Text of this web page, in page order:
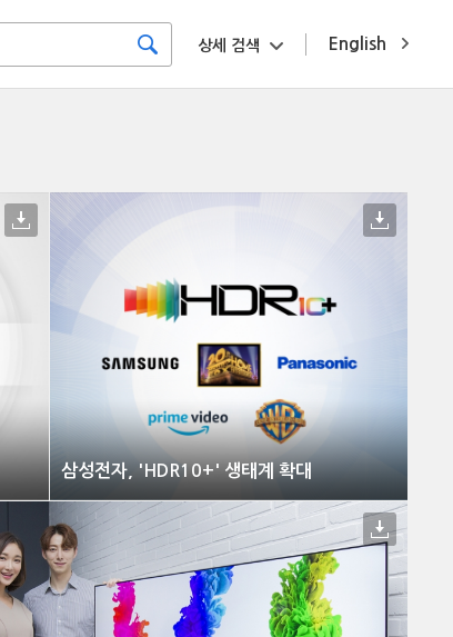
English
상세 검색
삼성전자, 'HDR10+' 생태계 확대